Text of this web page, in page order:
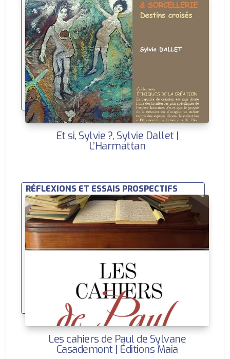
Et si, Sylvie ?, Sylvie Dallet |
L’Harmattan
RÉFLEXIONS ET ESSAIS PROSPECTIFS
Les cahiers de Paul de Sylvane
Casademont | Éditions Maia